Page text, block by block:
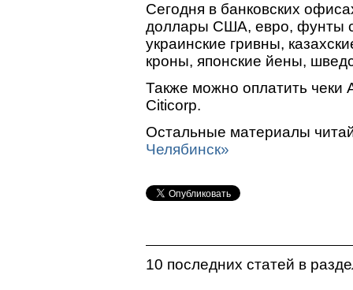
Сегодня в банковских
доллары США, евро, фунты
украинские гривны,
кроны, японские йены,
Также можно оплатить чеки
Citicorp.
Остальные материалы
Челябинск»
10 последних статей в